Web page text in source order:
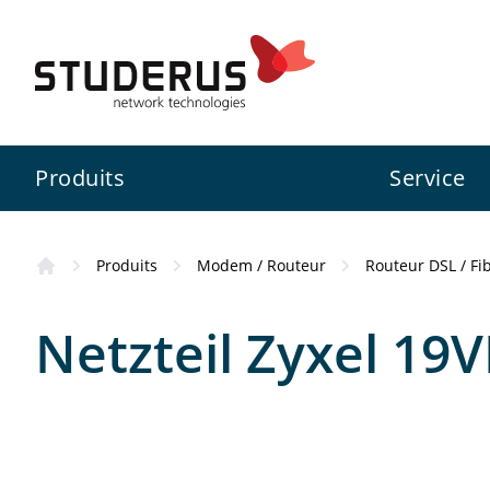
Produits
Pare-feu
Switch
Service
Swiss Service Pack
Services de configuration
Studerus SA
Zyxel
Information
Inscription ZCNE
Produits Modem / Routeur Routeur DSL /
Netzteil Zyxel